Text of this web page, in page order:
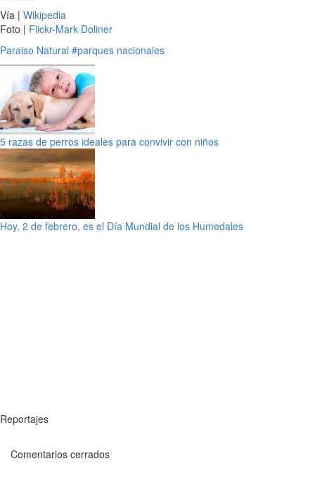
Vía | Wikipedia
Foto | Flickr-Mark Doliner
Paraiso Natural #parques nacionales
5 razas de perros ideales para convivir con niños
Hoy, 2 de febrero, es el Día Mundial de los Humedales
Reportajes
Comentarios cerrados